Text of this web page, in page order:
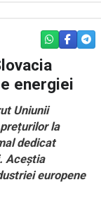
WHATSAPP
energiei
Uniunii
la
dedicat
Aceștia
europene